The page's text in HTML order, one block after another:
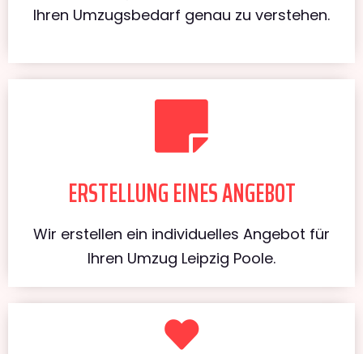
Ihren Umzugsbedarf genau zu verstehen.
ERSTELLUNG EINES ANGEBOT
Wir erstellen ein individuelles Angebot für
Ihren Umzug Leipzig Poole.